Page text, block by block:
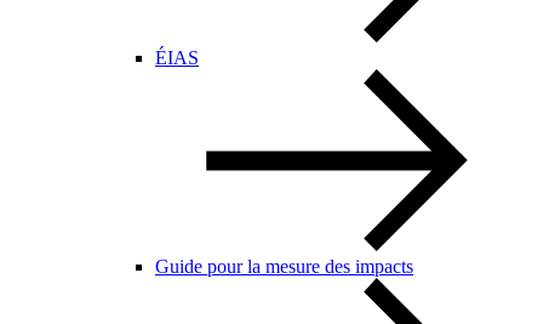
ÉIAS
Guide pour la mesure des impacts